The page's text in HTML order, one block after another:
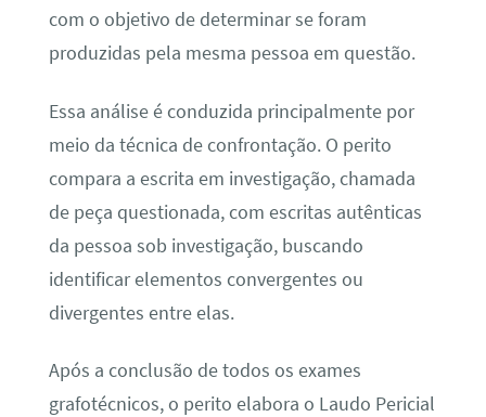
com o objetivo de determinar se foram
produzidas pela mesma pessoa em questão.
Essa análise é conduzida principalmente por
meio da técnica de confrontação. O perito
compara a escrita em investigação, chamada
de peça questionada, com escritas autênticas
da pessoa sob investigação, buscando
identificar elementos convergentes ou
divergentes entre elas.
Após a conclusão de todos os exames
grafotécnicos, o perito elabora o Laudo Pericial